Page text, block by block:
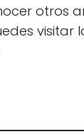
otros
visitar